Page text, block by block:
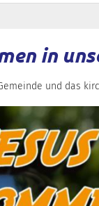
in
und das